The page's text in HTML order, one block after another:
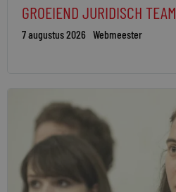
GROEIEND JURIDISCH TEAM
7 augustus 2026 Webmeester